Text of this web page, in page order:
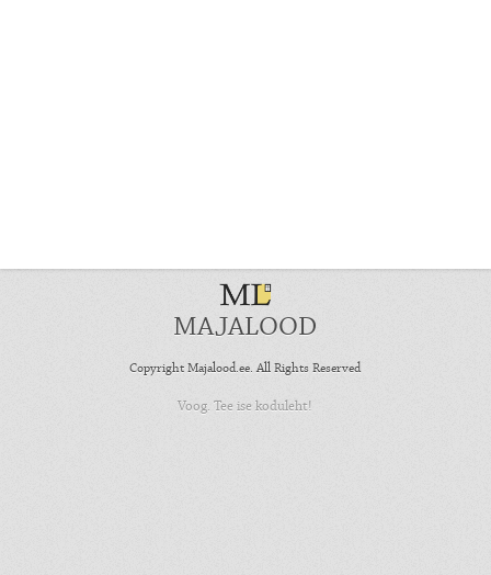
MAJALOOD
Copyright Majalood.ee. All Rights Reserved
Voog. Tee ise koduleht!